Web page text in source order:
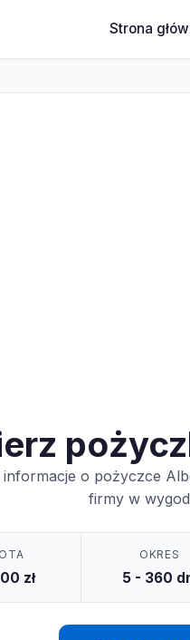
Strona
informacje o pożyczce
firmy w
zł
OKRES
5 - 360